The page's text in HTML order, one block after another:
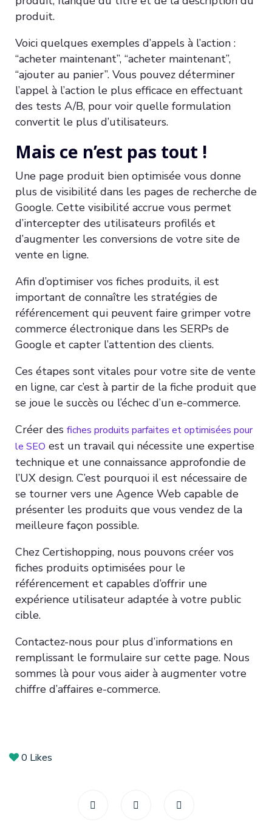
produit.
Voici quelques exemples d’appels à l’action :
“acheter maintenant”, “acheter maintenant”,
“ajouter au panier”. Vous pouvez déterminer
l’appel à l’action le plus efficace en effectuant
des tests A/B, pour voir quelle formulation
convertit le plus d’utilisateurs.
Mais ce n’est pas tout !
Une page produit bien optimisée vous donne
plus de visibilité dans les pages de recherche de
Google. Cette visibilité accrue vous permet
d’intercepter des utilisateurs profilés et
d’augmenter les conversions de votre site de
vente en ligne.
Afin d’optimiser vos fiches produits, il est
important de connaître les stratégies de
référencement qui peuvent faire grimper votre
commerce électronique dans les SERPs de
Google et capter l’attention des clients.
Ces étapes sont vitales pour votre site de vente
en ligne, car c’est à partir de la fiche produit que
se joue le succès ou l’échec d’un e-commerce.
Créer des fiches produits parfaites et optimisées pour
le SEO est un travail qui nécessite une expertise
technique et une connaissance approfondie de
l’UX design. C’est pourquoi il est nécessaire de
se tourner vers une Agence Web capable de
présenter les produits que vous vendez de la
meilleure façon possible.
Chez Certishopping, nous pouvons créer vos
fiches produits optimisées pour le
référencement et capables d’offrir une
expérience utilisateur adaptée à votre public
cible.
Contactez-nous pour plus d’informations en
remplissant le formulaire sur cette page. Nous
sommes là pour vous aider à augmenter votre
chiffre d’affaires e-commerce.
0 Likes